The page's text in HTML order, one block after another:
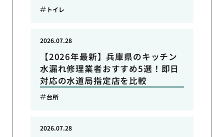
トイレ
【2026年最新】兵庫県のキッチン
水漏れ修理業者おすすめ5選！即日
対応の水道局指定店を比較
2026.07.28
台所
2026.07.28